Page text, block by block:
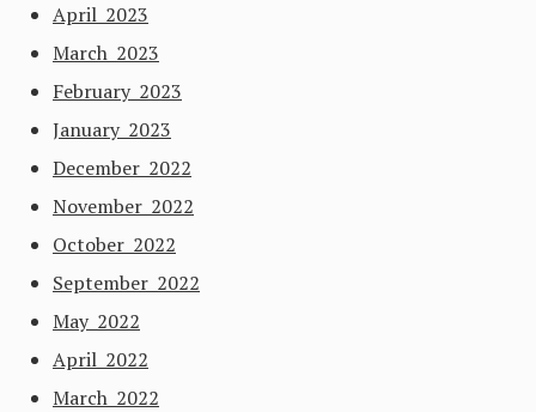
April 2023
March 2023
February 2023
January 2023
December 2022
November 2022
October 2022
September 2022
May 2022
April 2022
March 2022